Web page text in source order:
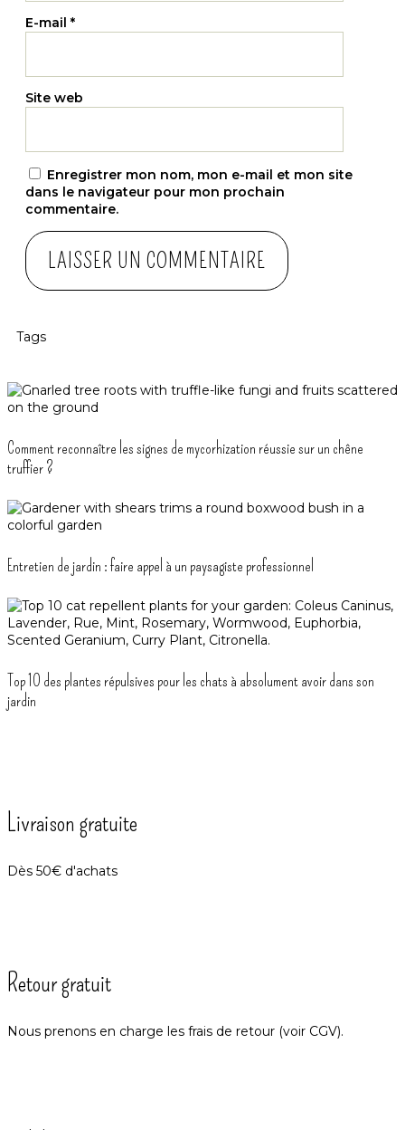
E-mail *
Site web
Enregistrer mon nom, mon e-mail et mon site
dans le navigateur pour mon prochain
commentaire.
Tags
Comment reconnaître les signes de mycorhization réussie sur un chêne
truffier ?
Entretien de jardin : faire appel à un paysagiste professionnel
Top 10 des plantes répulsives pour les chats à absolument avoir dans son
jardin
Livraison gratuite
Dès 50€ d'achats
Retour gratuit
Nous prenons en charge les frais de retour (voir CGV).